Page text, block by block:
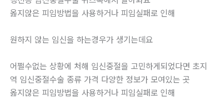
옳지않은 피임방법을 사용하거나 피임실패로 인해
원하지 않는 임신을 하는경우가 생기는데요
어쩔수없는 상황에 처해 임신중절을 고민하게되었다면 초지
역 임신중절수술 종류 가격 다양한 정보가 모여있는 곳
옳지않은 피임방법을 사용하거나 피임실패로 인해